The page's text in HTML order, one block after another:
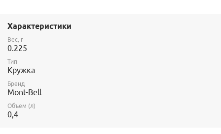
Характеристики
Вес, г
0.225
Тип
Кружка
Бренд
Mont-Bell
Объем (л)
0,4